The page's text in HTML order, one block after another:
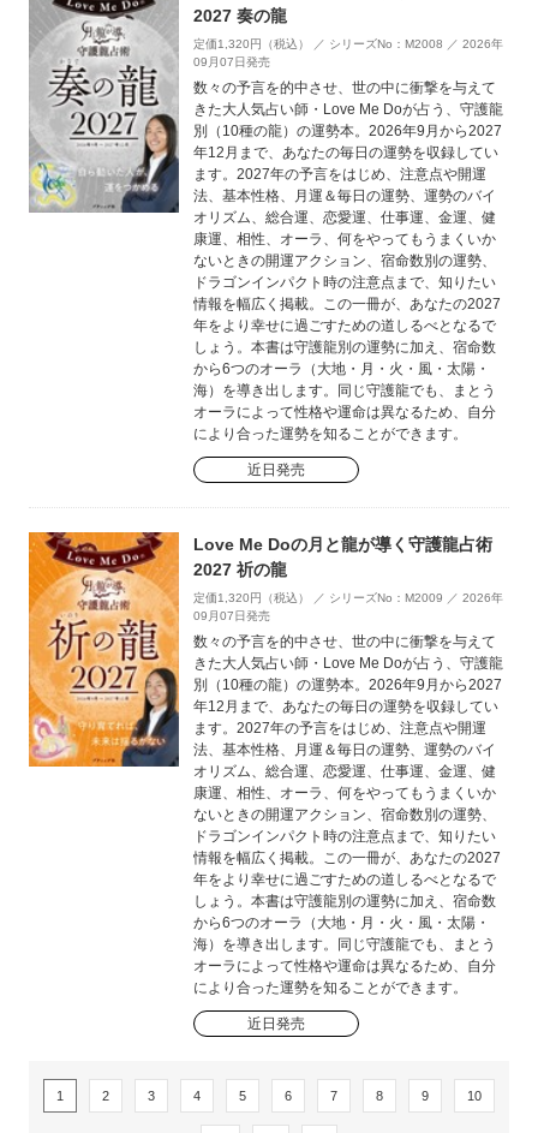
2027 奏の龍
定価1,320円（税込） ／ シリーズNo：M2008 ／ 2026年
09月07日発売
数々の予言を的中させ、世の中に衝撃を与えて
きた大人気占い師・Love Me Doが占う、守護龍
別（10種の龍）の運勢本。2026年9月から2027
年12月まで、あなたの毎日の運勢を収録してい
ます。2027年の予言をはじめ、注意点や開運
法、基本性格、月運＆毎日の運勢、運勢のバイ
オリズム、総合運、恋愛運、仕事運、金運、健
康運、相性、オーラ、何をやってもうまくいか
ないときの開運アクション、宿命数別の運勢、
ドラゴンインパクト時の注意点まで、知りたい
情報を幅広く掲載。この一冊が、あなたの2027
年をより幸せに過ごすための道しるべとなるで
しょう。本書は守護龍別の運勢に加え、宿命数
から6つのオーラ（大地・月・火・風・太陽・
海）を導き出します。同じ守護龍でも、まとう
オーラによって性格や運命は異なるため、自分
により合った運勢を知ることができます。
近日発売
Love Me Doの月と龍が導く守護龍占術
2027 祈の龍
定価1,320円（税込） ／ シリーズNo：M2009 ／ 2026年
09月07日発売
数々の予言を的中させ、世の中に衝撃を与えて
きた大人気占い師・Love Me Doが占う、守護龍
別（10種の龍）の運勢本。2026年9月から2027
年12月まで、あなたの毎日の運勢を収録してい
ます。2027年の予言をはじめ、注意点や開運
法、基本性格、月運＆毎日の運勢、運勢のバイ
オリズム、総合運、恋愛運、仕事運、金運、健
康運、相性、オーラ、何をやってもうまくいか
ないときの開運アクション、宿命数別の運勢、
ドラゴンインパクト時の注意点まで、知りたい
情報を幅広く掲載。この一冊が、あなたの2027
年をより幸せに過ごすための道しるべとなるで
しょう。本書は守護龍別の運勢に加え、宿命数
から6つのオーラ（大地・月・火・風・太陽・
海）を導き出します。同じ守護龍でも、まとう
オーラによって性格や運命は異なるため、自分
により合った運勢を知ることができます。
近日発売
1 2 3 4 5 6 7 8 9 10